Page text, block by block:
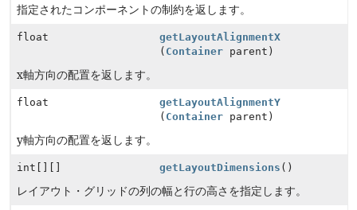
指定されたコンポーネントの制約を返します。
float
getLayoutAlignmentX
( Container parent)
x軸方向の配置を返します。
float
getLayoutAlignmentY
( Container parent)
y軸方向の配置を返します。
int[][] getLayoutDimensions ()
レイアウト・グリッドの列の幅と行の高さを指定します。